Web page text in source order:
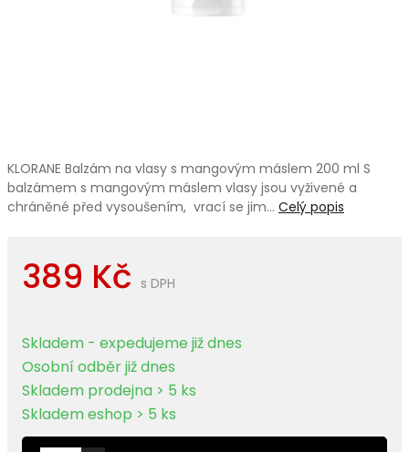
KLORANE Balzám na vlasy s mangovým máslem 200 ml S
balzámem s mangovým máslem vlasy jsou vyživené a
chráněné před vysoušením, vrací se jim… Celý popis
389 Kč s DPH
Skladem - expedujeme již dnes
Osobní odběr již dnes
Skladem prodejna > 5 ks
Skladem eshop > 5 ks